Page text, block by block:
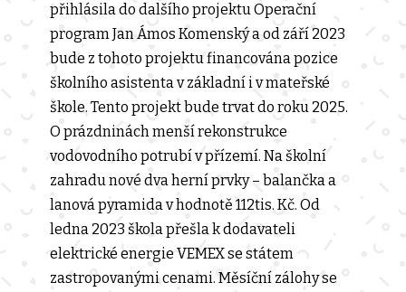
přihlásila do dalšího projektu Operační
program Jan Ámos Komenský a od září 2023
bude z tohoto projektu financována pozice
školního asistenta v základní i v mateřské
škole. Tento projekt bude trvat do roku 2025.
O prázdninách menší rekonstrukce
vodovodního potrubí v přízemí. Na školní
zahradu nové dva herní prvky – balančka a
lanová pyramida v hodnotě 112tis. Kč. Od
ledna 2023 škola přešla k dodavateli
elektrické energie VEMEX se státem
zastropovanými cenami. Měsíční zálohy se